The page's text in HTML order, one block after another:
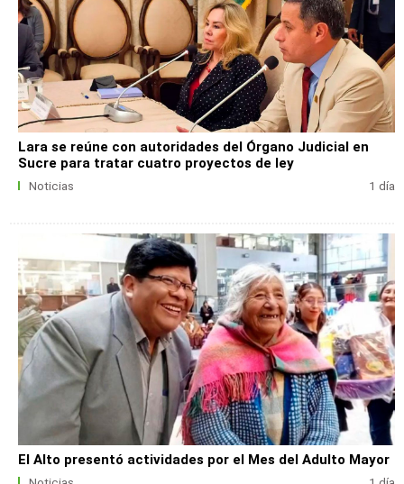
Lara se reúne con autoridades del Órgano Judicial en
Sucre para tratar cuatro proyectos de ley
Noticias 1 día
El Alto presentó actividades por el Mes del Adulto Mayor